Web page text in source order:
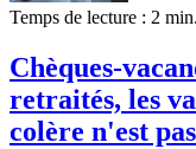
Temps de lecture : 2 min.
Chèques-
retraités, les
colère n'est